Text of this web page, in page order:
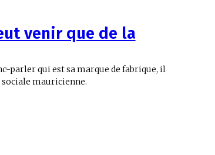
venir que de la
parler qui est sa marque de fabrique, il
mauricienne.